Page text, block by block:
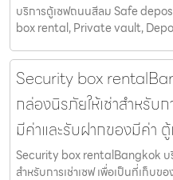
บริการตู้เซฟถนนสีลม Safe
box rental, Private vault,
Security box
กล่องนิรภัยให้เช่าสำหรับ
มีค่าและรับฝากของมีค่า
Security box rentalBangkok บ
สำหรับการเช่าเซฟ เพื่อเป็นที่เก็บ